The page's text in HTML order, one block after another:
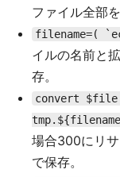
ファイル全部
イルの名前と
存。
convert
場合300にリ
で保存。